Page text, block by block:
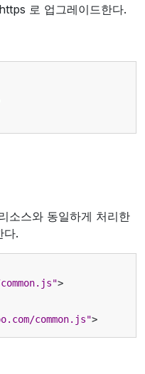
로 업그레이드한다.
소스와 동일하게 처리한
다.
>
common.js">